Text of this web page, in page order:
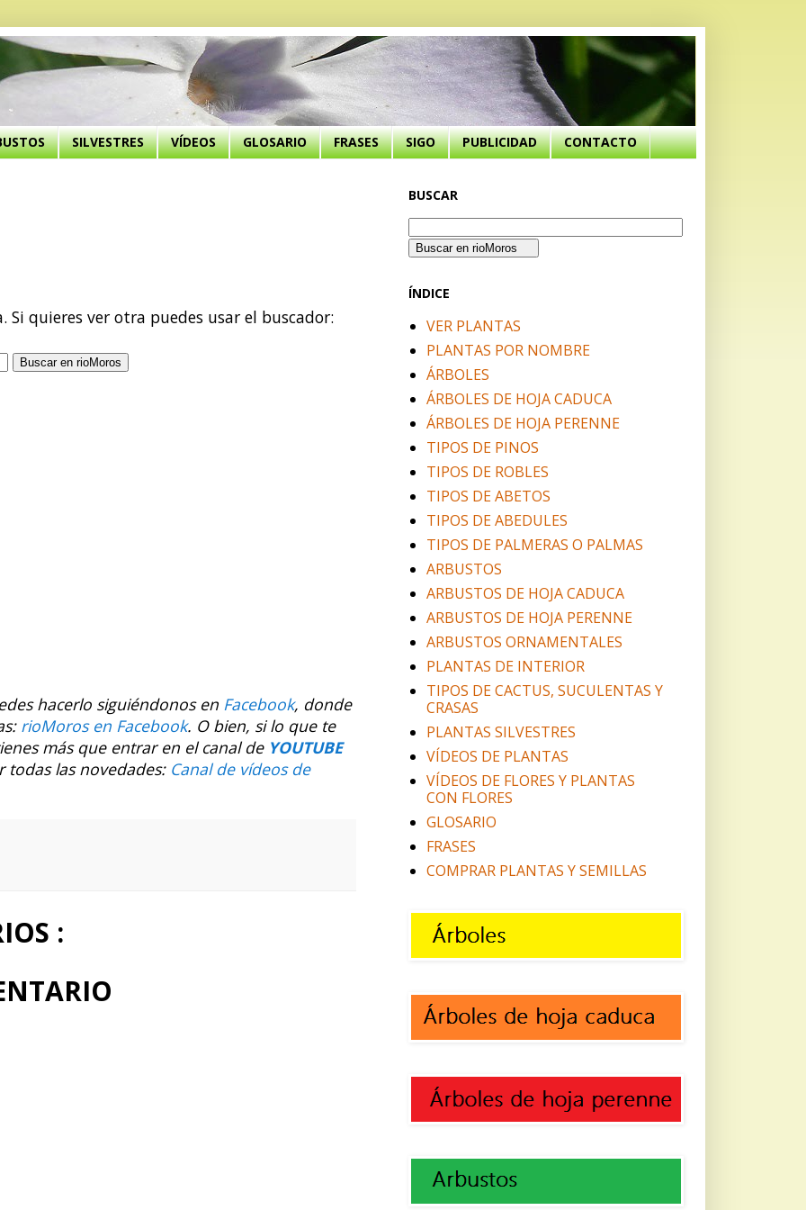
SILVESTRES VÍDEOS GLOSARIO FRASES SIGO PUBLICIDAD CONTACTO
quieres ver otra puedes usar el buscador:
hacerlo siguiéndonos en Facebook, donde
rioMoros en Facebook. O bien, si lo que te
más que entrar en el canal de YOUTUBE
todas las novedades: Canal de vídeos de
:
BUSCAR
ÍNDICE
VER PLANTAS
PLANTAS POR NOMBRE
ÁRBOLES
ÁRBOLES DE HOJA CADUCA
ÁRBOLES DE HOJA PERENNE
TIPOS DE PINOS
TIPOS DE ROBLES
TIPOS DE ABETOS
TIPOS DE ABEDULES
TIPOS DE PALMERAS O PALMAS
ARBUSTOS
ARBUSTOS DE HOJA CADUCA
ARBUSTOS DE HOJA PERENNE
ARBUSTOS ORNAMENTALES
PLANTAS DE INTERIOR
TIPOS DE CACTUS, SUCULENTAS Y
CRASAS
PLANTAS SILVESTRES
VÍDEOS DE PLANTAS
VÍDEOS DE FLORES Y PLANTAS
CON FLORES
GLOSARIO
FRASES
COMPRAR PLANTAS Y SEMILLAS